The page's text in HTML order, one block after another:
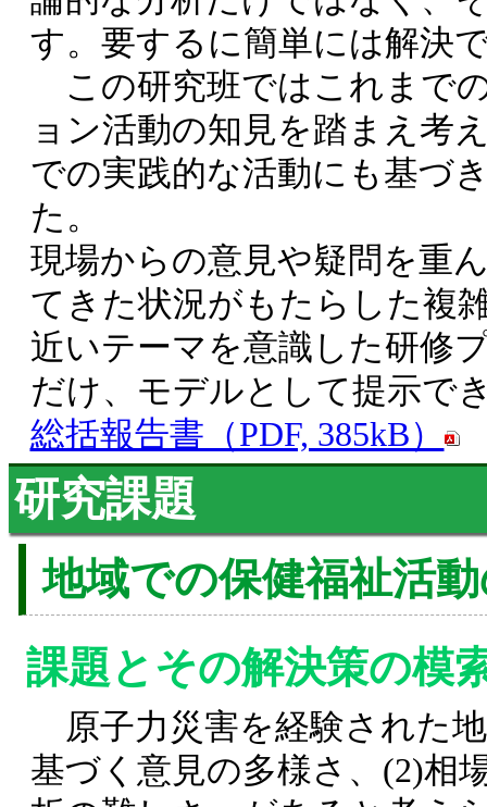
す。要するに簡単には解決
この研究班ではこれまで
ョン活動の知見を踏まえ考
での実践的な活動にも基づ
た。
現場からの意見や疑問を重
てきた状況がもたらした複
近いテーマを意識した研修
だけ、モデルとして提示で
総括報告書（PDF, 385kB）
研究課題
地域での保健福祉活
課題とその解決策の模
原子力災害を経験された
基づく意見の多様さ、(2)相